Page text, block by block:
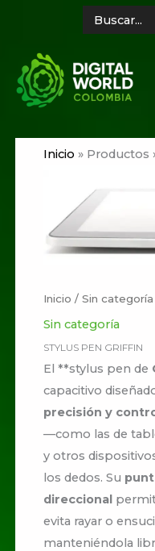
contenido
for:
Inicio » Productos
Inicio /Sin categoría
Sin categoría
STYLUS PEN GRIFFIN
El **stylus pen de
capacitivo
precisión y
—como las de
y otros
los dedos. Su
direccional
evita rayar o
manteniéndola